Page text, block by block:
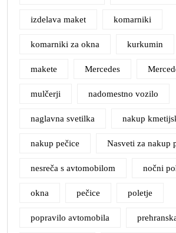
izdelava maket komarniki
komarniki za okna kurkumin
makete Mercedes
mulčerji nadomestno vozilo
naglavna svetilka nakup
nakup pečice Nasveti za nakup
nesreča s avtomobilom nočni
okna pečice poletje
popravilo avtomobila